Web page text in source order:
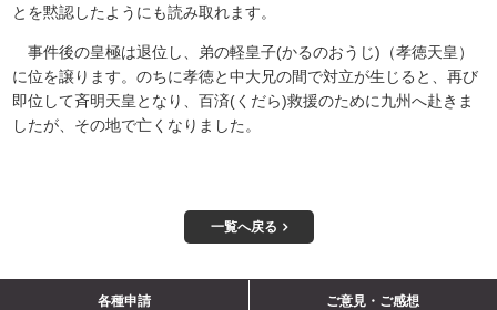
とを黙認したようにも読み取れます。
事件後の皇極は退位し、弟の軽皇子(かるのおうじ)（孝徳天皇）
に位を譲ります。のちに孝徳と中大兄の間で対立が生じると、再び
即位して斉明天皇となり、百済(くだら)救援のために九州へ赴きま
したが、その地で亡くなりました。
一覧へ戻る
各種申請 ご意見・ご感想